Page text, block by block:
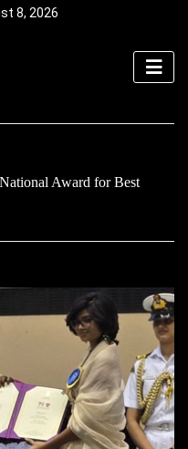
8, 2026
Award for Best